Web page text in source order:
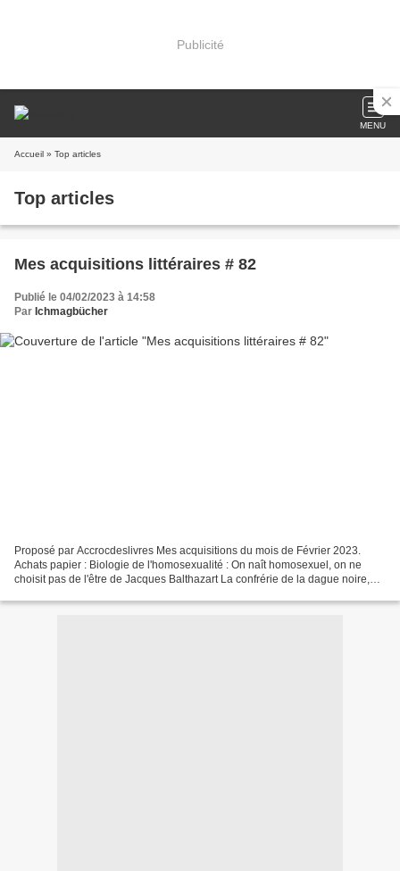
Publicité
MENU
Accueil » Top articles
Top articles
Mes acquisitions littéraires # 82
Publié le 04/02/2023 à 14:58
Par Ichmagbücher
Proposé par Accrocdeslivres Mes acquisitions du mois de Février 2023.
Achats papier : Biologie de l'homosexualité : On naît homosexuel, on ne
choisit pas de l'être de Jacques Balthazart La confrérie de la dague noire,